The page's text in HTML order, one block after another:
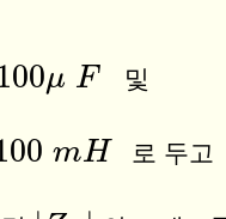
μ F
μF 및
mH
mH 로 두고